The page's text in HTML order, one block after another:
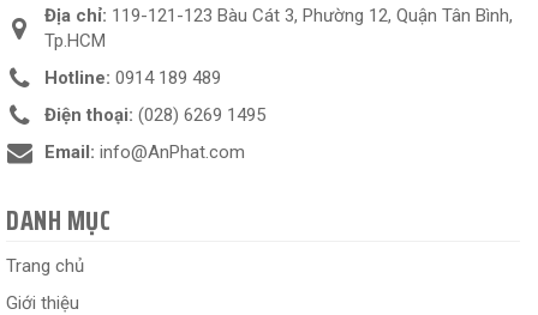
Địa chỉ: 119-121-123 Bàu Cát 3, Phường 12, Quận Tân Bình,
Tp.HCM
Hotline: 0914 189 489
Điện thoại: (028) 6269 1495
Email: info@AnPhat.com
DANH MỤC
Trang chủ
Giới thiệu